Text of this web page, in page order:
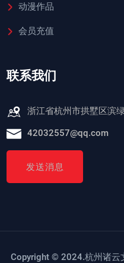
动漫作品
会员充值
联系我们
浙江省杭州市拱墅区滨
42032557@qq.com
发送消息
Copyright © 2024.杭州诸云